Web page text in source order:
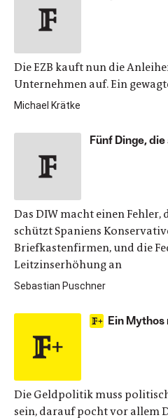
Die EZB kauft nun die
Unternehmen auf. Ein
Michael Krätke
Fünf Dinge,
Das DIW macht einen Fehler,
schützt Spaniens
Briefkastenfirmen, und die
Leitzinserhöhung an
Sebastian Puschner
Ein
Die Geldpolitik muss
sein, darauf pocht vor allem